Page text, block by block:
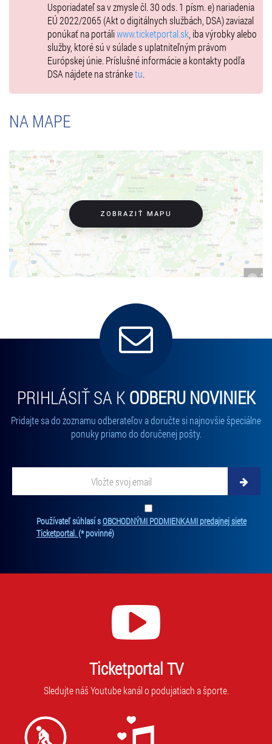
Usporiadateľ sa v zmysle čl. 30 ods. 1 písm. e) nariadenia
EÚ 2022/2065 (Akt o digitálnych službách, DSA) zaviazal
ponúkať na portáliwww.ticketportal.sk , iba výrobky alebo
služby, ktoré sú v súlade s uplatniteľným právom
Európskej únie. Príslušné informácie a kontakty podľa
DSA nájdete na stránketu.
NA MAPE
ZOBRAZIŤ MAPU
PRIHLÁSIŤ SA K ODBERU NOVINIEK
Pridajte sa do zoznamu odberateľov a doručte si najnovšie špeciálne
ponuky priamo do doručenej pošty.
Používateľ súhlasí sOBCHODNÝMI PODMIENKAMI predajnej siete
Ticketportal.(* povinné)
Ticketportal TV
Sledujte náš Youtube kanál o podujatiach a športe.